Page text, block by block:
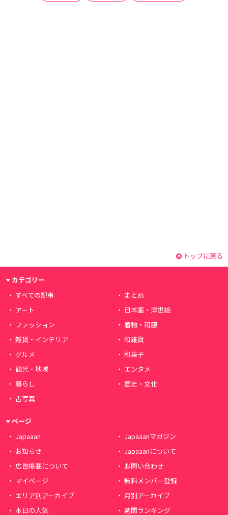
トップに戻る
カテゴリー
すべての記事
まとめ
アート
日本画・浮世絵
ファッション
着物・和服
雑貨・インテリア
和雑貨
グルメ
和菓子
観光・地域
エンタメ
暮らし
歴史・文化
古写真
ページ
Japaaan
Japaaanマガジン
お知らせ
Japaaanについて
広告掲載について
お問い合わせ
マイページ
無料メンバー登録
エリア別アーカイブ
月別アーカイブ
本日の人気
週間ランキング